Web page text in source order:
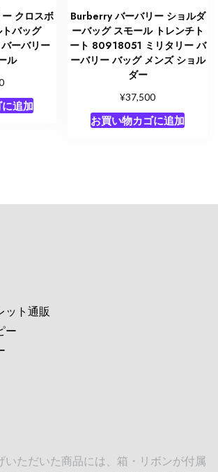
クロスボ
バッグ
ーバリー
ル
追加
Burberry バーバリー ショルダ
ーバッグ スモール トレンチト
ート 80918051 ミリタリー バ
ーバリー バッグ メンズ ショル
ダー
¥37,500
お買い物カゴに追加
ット通販
ー
いただいた商品には、箱・リボンが付属